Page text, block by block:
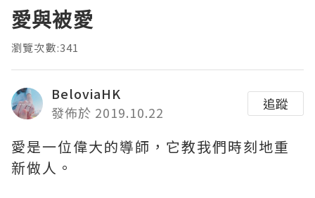
愛與被愛
瀏覽次數:341
BeloviaHK
發佈於 2019.10.22
追蹤
愛是一位偉大的導師，它教我們時刻地重
新做人。